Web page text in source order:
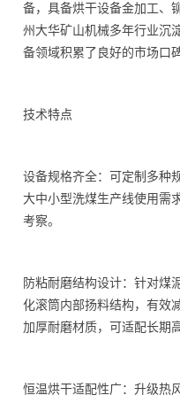
备，具备烘干设备金加工、
州大华矿山机械多年行业沉
备领域积累了良好的市场口碑
技术特点
设备规格齐全：可定制多种
大中小型洗煤生产线使用需
考察。
防粘耐磨结构设计：针对煤
化滚筒内部扬料结构，有效
加厚耐磨材质，可适配长期
恒温烘干适配性广：升级热